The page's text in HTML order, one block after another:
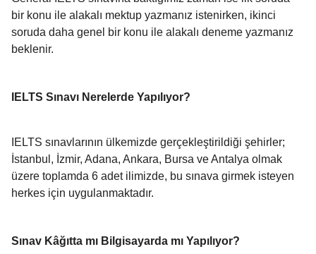
bir konu ile alakalı mektup yazmanız istenirken, ikinci
soruda daha genel bir konu ile alakalı deneme yazmanız
beklenir.
IELTS Sınavı Nerelerde Yapılıyor?
IELTS sınavlarının ülkemizde gerçekleştirildiği şehirler;
İstanbul, İzmir, Adana, Ankara, Bursa ve Antalya olmak
üzere toplamda 6 adet ilimizde, bu sınava girmek isteyen
herkes için uygulanmaktadır.
Sınav Kâğıtta mı Bilgisayarda mı Yapılıyor?